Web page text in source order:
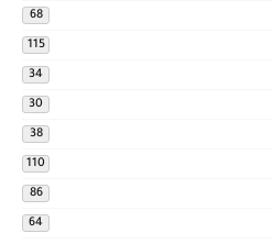
68
115
34
30
38
110
86
64